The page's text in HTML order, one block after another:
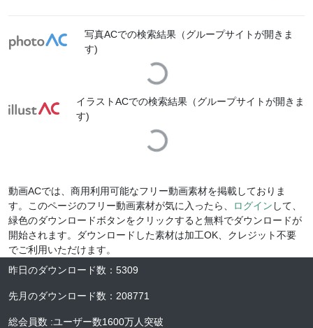
写真ACでの検索結果（グループサイトが開きま
す)
Loading...
イラストACでの検索結果（グループサイトが開きま
す)
Loading...
動画ACでは、商用利用可能なフリー動画素材を掲載しておりま
す。このページのフリー動画素材が気に入ったら、
ログイン して、
緑色のダウンロードボタンをクリックすると無料でダウンロードが
開始されます。ダウンロードした素材は加工OK、クレジット不要
でご利用いただけます。
昨日のダウンロード数 ： 5309
先月のダウンロード数 ： 208771
総会員数 :ユーザー数1600万人 突破